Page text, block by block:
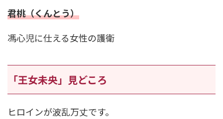
君桃（くんとう）
馮心児に仕える女性の護衛
「王女未央」見どころ
ヒロインが波乱万丈です。